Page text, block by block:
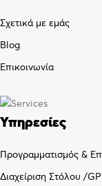
Σχετικά με εμάς
Blog
Επικοινωνία
Υπηρεσίες
Προγραμματισμός &
Διαχείριση Στόλου /